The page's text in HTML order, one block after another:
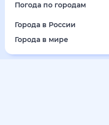
Погода по городам
Города в России
Города в мире